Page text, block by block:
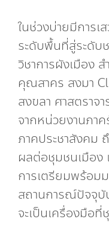
ในช่วงบ่ายมีการ
ระดับพื้นที่สู่ระดับ
วิชาการผังเมือง
คุณสาคร สงมา
สงขลา ศาสตรา
จากหน่วยงานภา
ภาคประชาสังคม
ผลต่อชุมชนเมือง
การเตรียมพร้อม
สถานการณ์ปัจจุบั
จะเป็นเครื่องมือ